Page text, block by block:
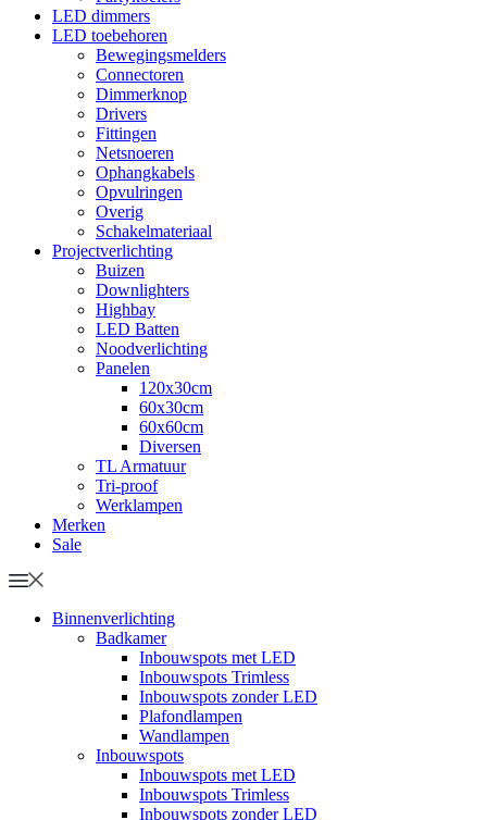
LED dimmers
LED toebehoren
Bewegingsmelders
Connectoren
Dimmerknop
Drivers
Fittingen
Netsnoeren
Ophangkabels
Opvulringen
Overig
Schakelmateriaal
Projectverlichting
Buizen
Downlighters
Highbay
LED Batten
Noodverlichting
Panelen
120x30cm
60x30cm
60x60cm
Diversen
TL Armatuur
Tri-proof
Werklampen
Merken
Sale
Binnenverlichting
Badkamer
Inbouwspots met LED
Inbouwspots Trimless
Inbouwspots zonder LED
Plafondlampen
Wandlampen
Inbouwspots
Inbouwspots met LED
Inbouwspots Trimless
Inbouwspots zonder LED